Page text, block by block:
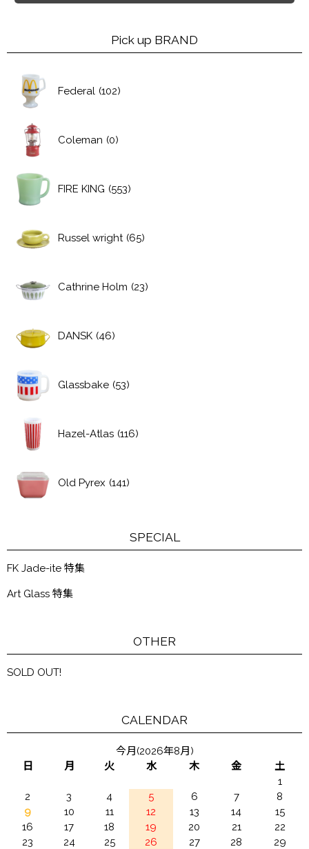
Pick up BRAND
Federal (102)
Coleman (0)
FIRE KING (553)
Russel wright (65)
Cathrine Holm (23)
DANSK (46)
Glassbake (53)
Hazel-Atlas (116)
Old Pyrex (141)
SPECIAL
FK Jade-ite 特集
Art Glass 特集
OTHER
SOLD OUT!
CALENDAR
今月(2026年8月)
日
月 火 水 木 金
土
1
2
3 4 5 6 7
8
9
10 11 12 13 14
15
16
17 18 19 20 21
22
23
24 25 26 27 28
29